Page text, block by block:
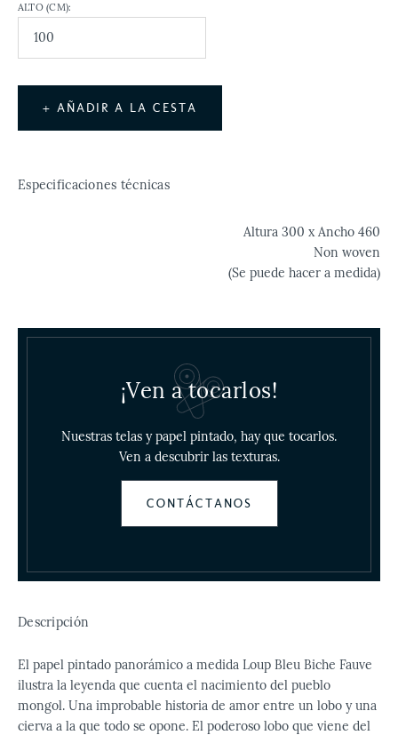
ALTO (CM):
+ AÑADIR A LA CESTA
Especificaciones técnicas
Altura 300 x Ancho 460
Non woven
(Se puede hacer a medida)
¡Ven a tocarlos!
Nuestras telas y papel pintado, hay que tocarlos.
Ven a descubrir las texturas.
CONTÁCTANOS
Descripción
El papel pintado panorámico a medida Loup Bleu Biche Fauve
ilustra la leyenda que cuenta el nacimiento del pueblo
mongol. Una improbable historia de amor entre un lobo y una
cierva a la que todo se opone. El poderoso lobo que viene del